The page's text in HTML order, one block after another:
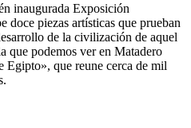
inaugurada Exposición
doce piezas artísticas que prueban
de la civilización de aquel
que podemos ver en Matadero
Egipto», que reune cerca de mil